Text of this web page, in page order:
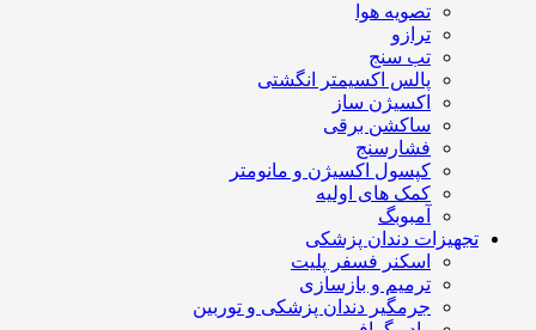
تصویه هوا
ترازو
تب سنج
پالس اکسیمتر انگشتی
اکسیژن ساز
ساکشن برقی
فشارسنج
کپسول اکسیژن و مانومتر
کمک های اولیه
آمبوبگ
تجهیزات دندان پزشکی
اسکنر فسفر پلیت
ترمیم و بازسازی
جرمگیر دندان پزشکی و توربین